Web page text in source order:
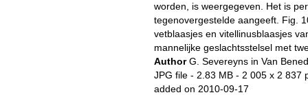
worden, is weergegeven. Het is
tegenovergestelde aangeeft. Fig.
vetblaasjes en vitellinusblaasjes
mannelijke geslachtsstelsel met
AuthorG. Severeyns in Van
JPG file- 2.83 MB - 2 005 x 2 837
added on 2010-09-17